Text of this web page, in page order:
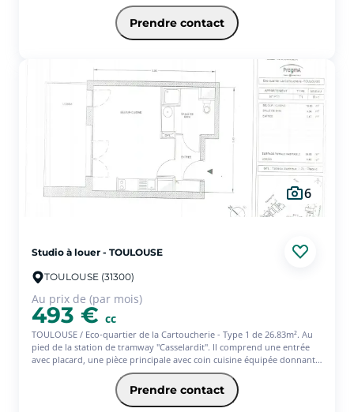
placard, séparée avec salle de bain et baignoire- séjour donnant sur le
balcon- place de parking-Prendre contact
6
Studio à louer - TOULOUSE
TOULOUSE (31300)
Au prix de (par mois)
493 € cc
TOULOUSE / Eco-quartier de la Cartoucherie - Type 1 de 26.83m². Au
pied de la station de tramway "Casselardit". Il comprend une entrée
avec placard, une pièce principale avec coin cuisine équipée donnant
sur une loggia d'environ 10m², une salle de bains avec wc et un
emplacement de parking. Pour tout renseignement, contacter SQUARE
HABITAT au 05.34.31.26.00 Régime fiscal: PINEL
Prendre contact